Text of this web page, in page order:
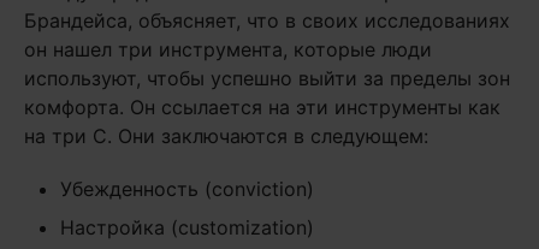
Брандейса, объясняет, что в своих исследованиях
он нашел три инструмента, которые люди
используют, чтобы успешно выйти за пределы зон
комфорта. Он ссылается на эти инструменты как
на три C. Они заключаются в следующем:
Убежденность (conviction)
Настройка (customization)